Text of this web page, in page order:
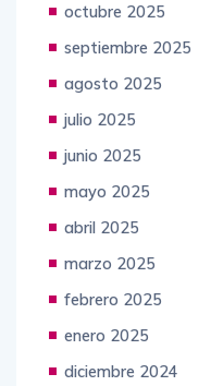
octubre 2025
septiembre 2025
agosto 2025
julio 2025
junio 2025
mayo 2025
abril 2025
marzo 2025
febrero 2025
enero 2025
diciembre 2024